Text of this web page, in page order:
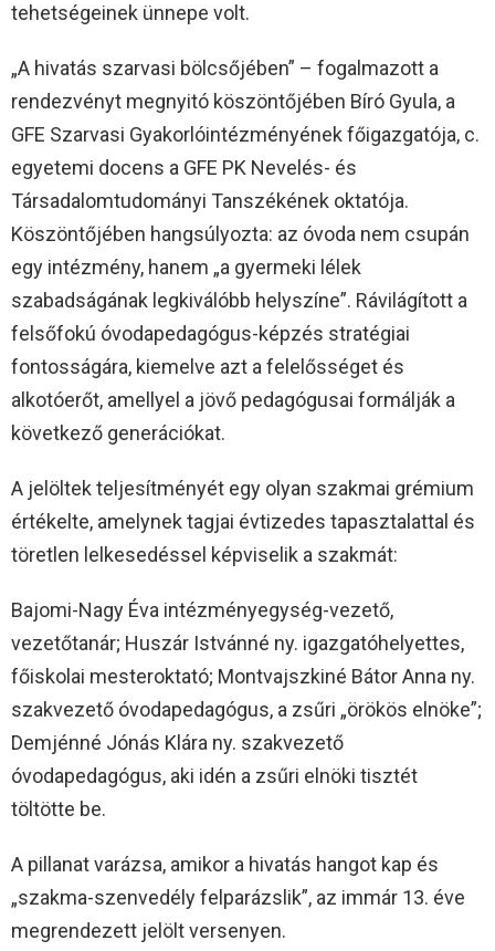
tehetségeinek ünnepe volt.
„A hivatás szarvasi bölcsőjében” – fogalmazott a
rendezvényt megnyitó köszöntőjében Bíró Gyula, a
GFE Szarvasi Gyakorlóintézményének főigazgatója, c.
egyetemi docens a GFE PK Nevelés- és
Társadalomtudományi Tanszékének oktatója.
Köszöntőjében hangsúlyozta: az óvoda nem csupán
egy intézmény, hanem „a gyermeki lélek
szabadságának legkiválóbb helyszíne”. Rávilágított a
felsőfokú óvodapedagógus-képzés stratégiai
fontosságára, kiemelve azt a felelősséget és
alkotóerőt, amellyel a jövő pedagógusai formálják a
következő generációkat.
A jelöltek teljesítményét egy olyan szakmai grémium
értékelte, amelynek tagjai évtizedes tapasztalattal és
töretlen lelkesedéssel képviselik a szakmát:
Bajomi-Nagy Éva intézményegység-vezető,
vezetőtanár; Huszár Istvánné ny. igazgatóhelyettes,
főiskolai mesteroktató; Montvajszkiné Bátor Anna ny.
szakvezető óvodapedagógus, a zsűri „örökös elnöke”;
Demjénné Jónás Klára ny. szakvezető
óvodapedagógus, aki idén a zsűri elnöki tisztét
töltötte be.
A pillanat varázsa, amikor a hivatás hangot kap és
„szakma-szenvedély felparázslik”, az immár 13. éve
megrendezett jelölt versenyen.